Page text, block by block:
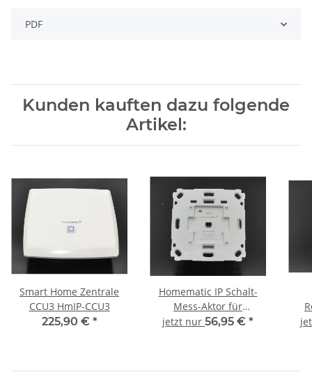
PDF
Kunden kauften dazu folgende
Artikel:
Smart Home Zentrale
CCU3 HmIP-CCU3
225,90 € *
Homematic IP Schalt-
Mess-Aktor für
Markenschalter HmIP-
jetzt nur 56,95 € *